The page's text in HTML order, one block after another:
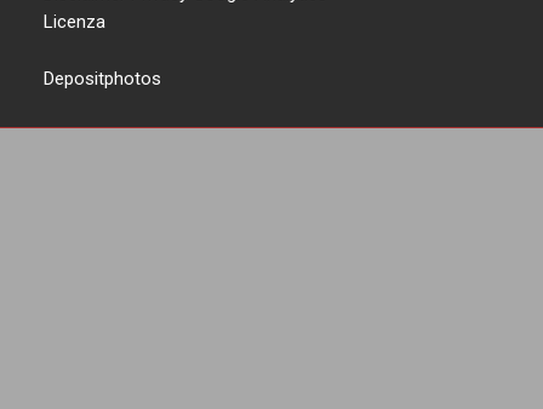
Licenza
Depositphotos